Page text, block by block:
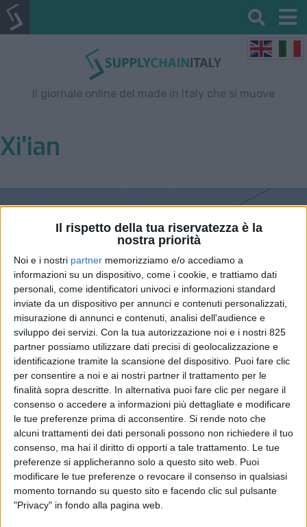
Il rispetto della tua riservatezza è la
nostra priorità
Noi e i nostri partner memorizziamo e/o accediamo a
informazioni su un dispositivo, come i cookie, e trattiamo dati
personali, come identificatori univoci e informazioni standard
inviate da un dispositivo per annunci e contenuti personalizzati,
misurazione di annunci e contenuti, analisi dell'audience e
sviluppo dei servizi. Con la tua autorizzazione noi e i nostri 825
partner possiamo utilizzare dati precisi di geolocalizzazione e
identificazione tramite la scansione del dispositivo. Puoi fare clic
per consentire a noi e ai nostri partner il trattamento per le
finalità sopra descritte. In alternativa puoi fare clic per negare il
consenso o accedere a informazioni più dettagliate e modificare
le tue preferenze prima di acconsentire. Si rende noto che
alcuni trattamenti dei dati personali possono non richiedere il tuo
consenso, ma hai il diritto di opporti a tale trattamento. Le tue
preferenze si applicheranno solo a questo sito web. Puoi
modificare le tue preferenze o revocare il consenso in qualsiasi
momento tornando su questo sito e facendo clic sul pulsante
"Privacy" in fondo alla pagina web.
Il giornale online del made in Italy che si muove
Xi'ian
Rail Cargo si prepara a
riattivare il treno merci tra
Melzo e Xi’an
NOTIZIE E INTERVISTE IN EVIDENZA 16 MARZO 2021